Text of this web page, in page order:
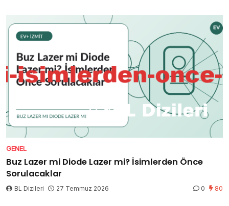
GENEL
Buz Lazer mi Diode Lazer mi? İsimlerden Önce
Sorulacaklar
BL Dizileri 27 Temmuz 2026 0 80